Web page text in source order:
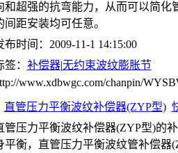
和超强的抗弯能力，从而可以简化
间距安装均可任意。
布时间：2009-11-1 14:15:00
签： 补偿器|无约束波纹膨胀节
www.xdbwgc.com/chanpin/
直管压力平衡波纹补偿器(ZYP型)
管压力平衡波纹补偿器(ZYP型)的
平衡，直管压力平衡波纹管补偿器